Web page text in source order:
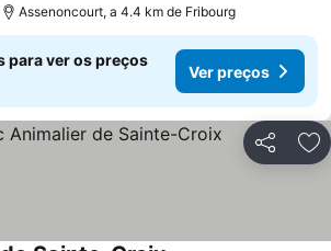
Assenoncourt, a 4.4 km de Fribourg
para ver os preços
Ver preços
Partilhar